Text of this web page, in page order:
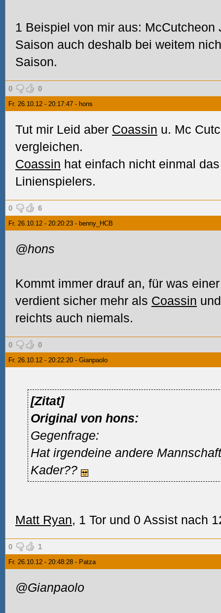
1 Beispiel von mir aus:
Saison auch deshalb bei weitem
Saison.
0 0
Fr. 26.10.12 - 20:17:47 - hons
Tut mir Leid aber Coassin u. Mc
vergleichen.
Coassin hat einfach nicht einmal
Linienspielers.
0 6
Fr. 26.10.12 - 20:20:23 - benny_HCB
@hons
Kommt immer drauf an, für was
verdient sicher mehr als Coassin
reichts auch niemals.
0 0
Fr. 26.10.12 - 20:22:20 - Gianpaolo
[Zitat]
Original von hons:
Gegenfrage:
Hat irgendeine andere
Kader??
Matt Ryan, 1 Tor und 0 Assist nach
0 1
Fr. 26.10.12 - 20:48:28 - Patza
@Gianpaolo